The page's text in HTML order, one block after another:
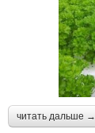
читать дальше →